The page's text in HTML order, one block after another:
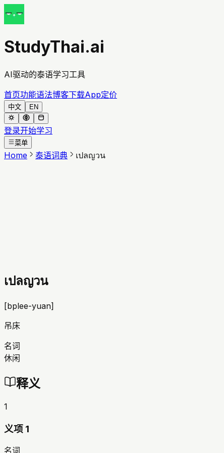
StudyThai.ai
AI驱动的泰语学习工具
首页功能语法博客下载App定价
中文 EN
登录开始学习
菜单
Home 泰语词典 เปลญวน
เปลญวน
[bplee-yuan]
吊床
名词
休闲
释义
1
义项 1
名词